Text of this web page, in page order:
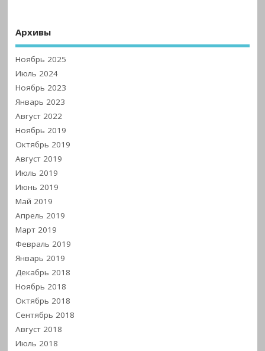
Архивы
Ноябрь 2025
Июль 2024
Ноябрь 2023
Январь 2023
Август 2022
Ноябрь 2019
Октябрь 2019
Август 2019
Июль 2019
Июнь 2019
Май 2019
Апрель 2019
Март 2019
Февраль 2019
Январь 2019
Декабрь 2018
Ноябрь 2018
Октябрь 2018
Сентябрь 2018
Август 2018
Июль 2018